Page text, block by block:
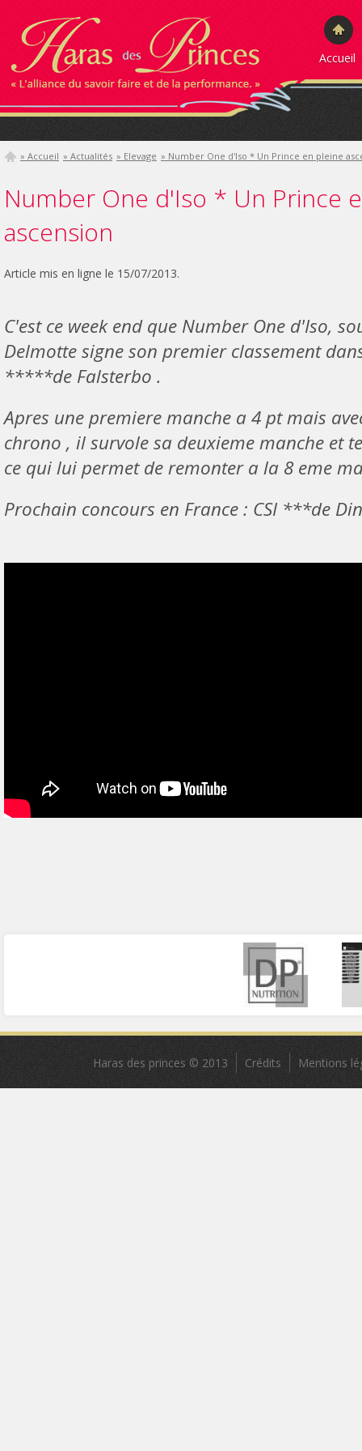
Accueil
» Accueil » Actualités » Elevage » Number One d'Iso * Un Prince en pleine
Number One d'Iso * Un Prince
ascension
Article mis en ligne le 15/07/2013.
C'est ce week end que Number One d'Iso,
Delmotte signe son premier classement
*****de Falsterbo .
Apres une premiere manche a 4 pt mais
chrono , il survole sa deuxieme manche et
ce qui lui permet de remonter a la 8 eme
Prochain concours en France : CSI ***de
Haras des princes © 2013 Crédits Mentions